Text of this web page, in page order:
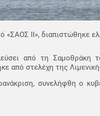
ΙΙ», διαπιστώθηκε
από τη Σαμοθράκη
από στελέχη της
συνελήφθη ο